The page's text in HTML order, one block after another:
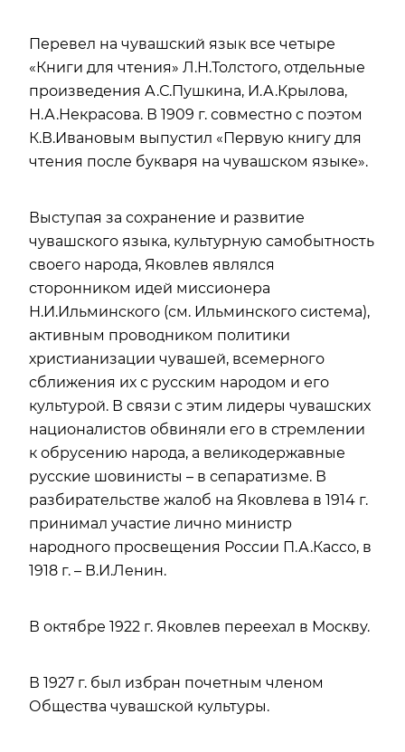
Перевел на чувашский язык все четыре
«Книги для чтения» Л.Н.Толстого, отдельные
произведения А.С.Пушкина, И.А.Крылова,
Н.А.Некрасова. В 1909 г. совместно с поэтом
К.В.Ивановым выпустил «Первую книгу для
чтения после букваря на чувашском языке».
Выступая за сохранение и развитие
чувашского языка, культурную самобытность
своего народа, Яковлев являлся
сторонником идей миссионера
Н.И.Ильминского (см. Ильминского система),
активным проводником политики
христианизации чувашей, всемерного
сближения их с русским народом и его
культурой. В связи с этим лидеры чувашских
националистов обвиняли его в стремлении
к обрусению народа, а великодержавные
русские шовинисты – в сепаратизме. В
разбирательстве жалоб на Яковлева в 1914 г.
принимал участие лично министр
народного просвещения России П.А.Кассо, в
1918 г. – В.И.Ленин.
В октябре 1922 г. Яковлев переехал в Москву.
В 1927 г. был избран почетным членом
Общества чувашской культуры.